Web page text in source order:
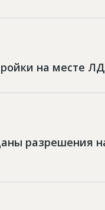
на месте
разрешения